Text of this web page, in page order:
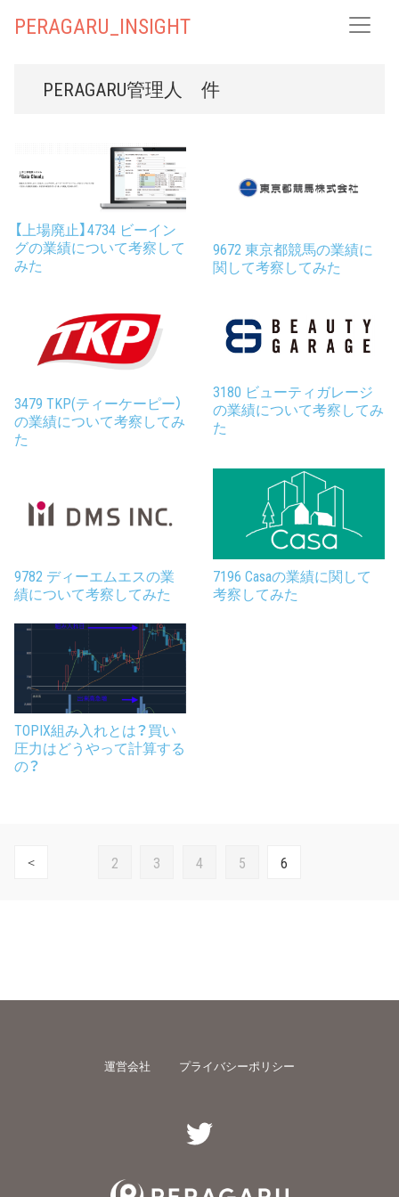
PERAGARU_INSIGHT
PERAGARU管理人 件
【上場廃止】4734 ビーイン
グの業績について考察して
みた
9672 東京都競馬の業績に
関して考察してみた
3479 TKP(ティーケーピー）
の業績について考察してみ
た
3180 ビューティガレージ
の業績について考察してみ
た
9782 ディーエムエスの業
績について考察してみた
7196 Casaの業績に関して
考察してみた
TOPIX組み入れとは？買い
圧力はどうやって計算する
の？
＜ 2 3 4 5 6
運営会社 プライバシーポリシー